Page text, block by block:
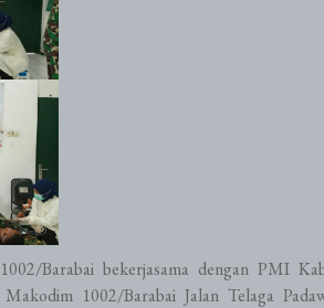
Barabai bekerjasama dengan PMI
1002/Barabai Jalan Telaga